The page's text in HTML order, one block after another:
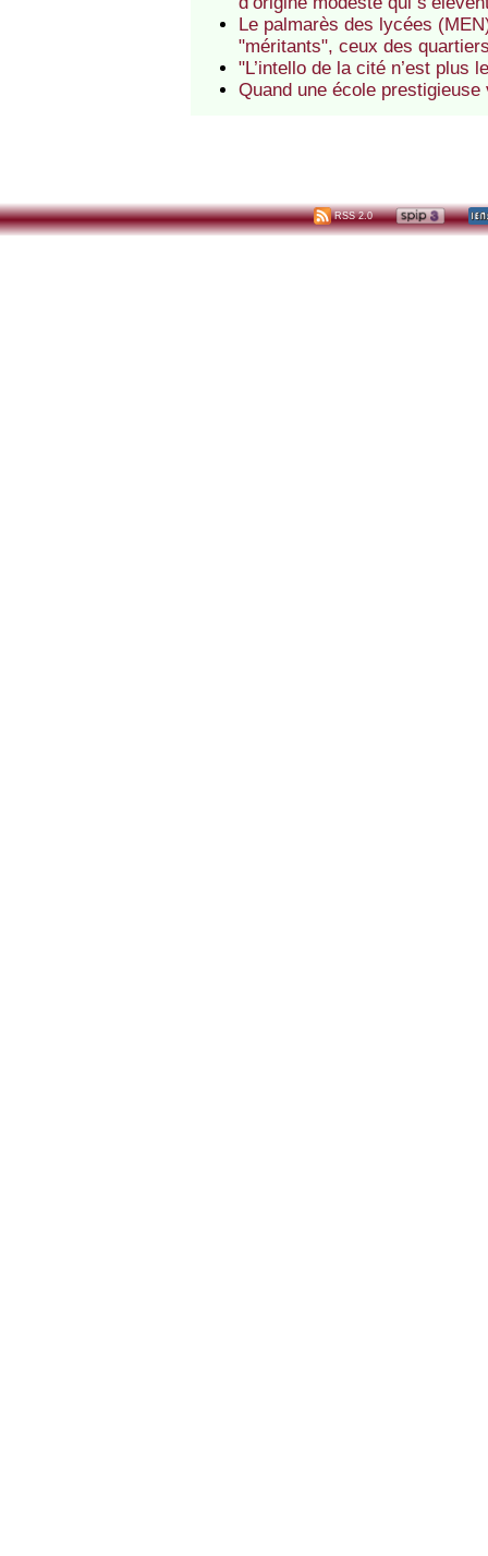
Le palmarès des lycées
"méritants", ceux des
"L’intello de la cité n’est plus
Quand une école
RSS 2.0